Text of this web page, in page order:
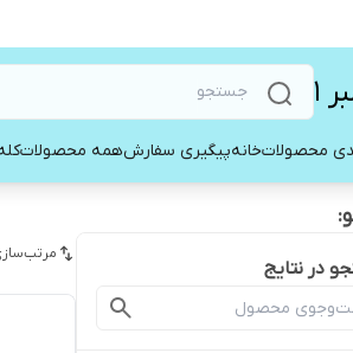
۱
محصولاتخانهپیگیری سفارشهمه محصولات
در نتایج